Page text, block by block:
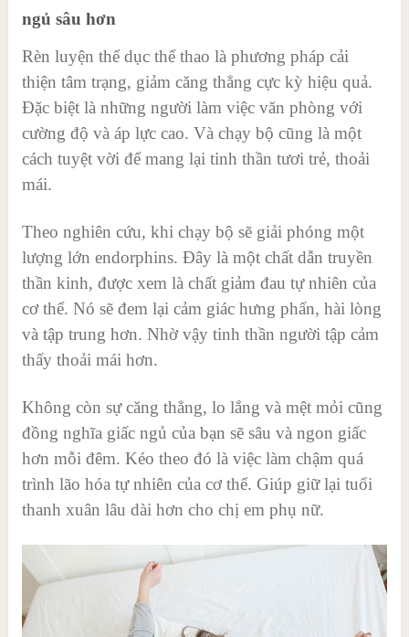
ngủ sâu hơn
Rèn luyện thể dục thể thao là phương pháp cải
thiện tâm trạng, giảm căng thẳng cực kỳ hiệu quả.
Đặc biệt là những người làm việc văn phòng với
cường độ và áp lực cao. Và chạy bộ cũng là một
cách tuyệt vời để mang lại tinh thần tươi trẻ, thoải
mái.
Theo nghiên cứu, khi chạy bộ sẽ giải phóng một
lượng lớn endorphins. Đây là một chất dẫn truyền
thần kinh, được xem là chất giảm đau tự nhiên của
cơ thể. Nó sẽ đem lại cảm giác hưng phấn, hài lòng
và tập trung hơn. Nhờ vậy tinh thần người tập cảm
thấy thoải mái hơn.
Không còn sự căng thẳng, lo lắng và mệt mỏi cũng
đồng nghĩa giấc ngủ của bạn sẽ sâu và ngon giấc
hơn mỗi đêm. Kéo theo đó là việc làm chậm quá
trình lão hóa tự nhiên của cơ thể. Giúp giữ lại tuổi
thanh xuân lâu dài hơn cho chị em phụ nữ.